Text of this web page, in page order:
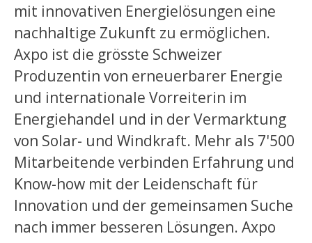
mit innovativen Energielösungen eine
nachhaltige Zukunft zu ermöglichen.
Axpo ist die grösste Schweizer
Produzentin von erneuerbarer Energie
und internationale Vorreiterin im
Energiehandel und in der Vermarktung
von Solar- und Windkraft. Mehr als 7'500
Mitarbeitende verbinden Erfahrung und
Know-how mit der Leidenschaft für
Innovation und der gemeinsamen Suche
nach immer besseren Lösungen. Axpo